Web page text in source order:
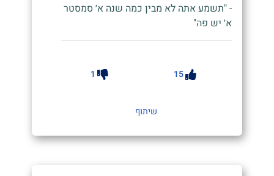
- "תשמע אתה לא מבין כמה שנה א׳ סמסטר
א׳ יש פה"
15
1
שיתוף